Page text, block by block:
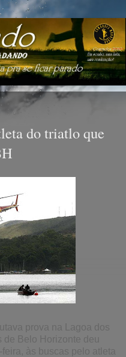
do triatlo que
prova na Lagoa dos
de Belo Horizonte deu
às buscas pelo atleta